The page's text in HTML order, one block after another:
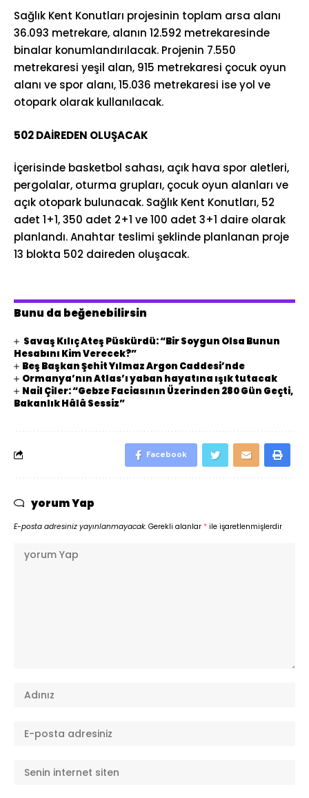
Sağlık Kent Konutları projesinin toplam arsa alanı
36.093 metrekare, alanın 12.592 metrekaresinde
binalar konumlandırılacak. Projenin 7.550
metrekaresi yeşil alan, 915 metrekaresi çocuk oyun
alanı ve spor alanı, 15.036 metrekaresi ise yol ve
otopark olarak kullanılacak.
502 DAİREDEN OLUŞACAK
İçerisinde basketbol sahası, açık hava spor aletleri,
pergolalar, oturma grupları, çocuk oyun alanları ve
açık otopark bulunacak. Sağlık Kent Konutları, 52
adet 1+1, 350 adet 2+1 ve 100 adet 3+1 daire olarak
planlandı. Anahtar teslimi şeklinde planlanan proje
13 blokta 502 daireden oluşacak.
Bunu da beğenebilirsin
Savaş Kılıç Ateş Püskürdü: “Bir Soygun Olsa Bunun
Hesabını Kim Verecek?”
Beş Başkan Şehit Yılmaz Argon Caddesi’nde
Ormanya’nın Atlas’ı yaban hayatına ışık tutacak
Nail Çiler: “Gebze Faciasının Üzerinden 280 Gün Geçti,
Bakanlık Hâlâ Sessiz”
Facebook
yorum Yap
E-posta adresiniz yayınlanmayacak. Gerekli alanlar * ile işaretlenmişlerdir